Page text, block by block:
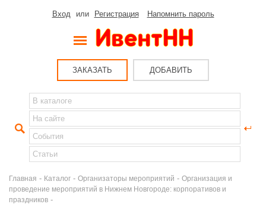
Вход или Регистрация Напомнить пароль
ЗАКАЗАТЬ ДОБАВИТЬ
Главная - Каталог - Организаторы мероприятий - Организация и
проведение мероприятий в Нижнем Новгороде: корпоративов и
праздников -